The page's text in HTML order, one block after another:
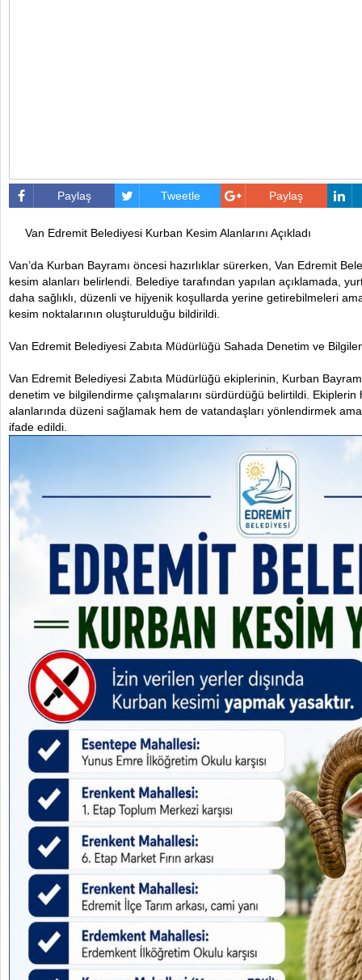
Paylaş Tweetle Paylaş
Van Edremit Belediyesi Kurban Kesim Alanlarını Açıkladı
Van’da Kurban Bayramı öncesi hazırlıklar sürerken, Van Edremit
kesim alanları belirlendi. Belediye tarafından yapılan açıklamada,
daha sağlıklı, düzenli ve hijyenik koşullarda yerine getirebilmeleri
kesim noktalarının oluşturulduğu bildirildi.
Van Edremit Belediyesi Zabıta Müdürlüğü Sahada Denetim ve
Van Edremit Belediyesi Zabıta Müdürlüğü ekiplerinin, Kurban
denetim ve bilgilendirme çalışmalarını sürdürdüğü belirtildi.
alanlarında düzeni sağlamak hem de vatandaşları yönlendirmek
ifade edildi.